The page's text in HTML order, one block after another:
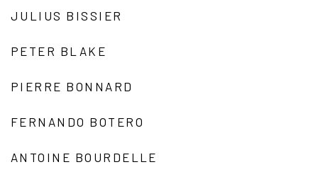
JULIUS BISSIER
PETER BLAKE
PIERRE BONNARD
FERNANDO BOTERO
ANTOINE BOURDELLE